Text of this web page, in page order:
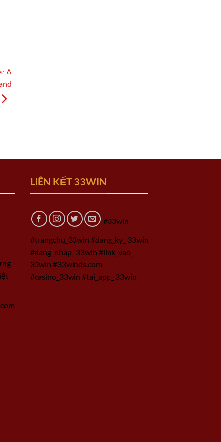
A
LIÊN KẾT 33WIN
#33win
#trangchu_33win #dang_ky_ 33win
#dang_nhap_ 33win #link_vao_
33win #33winds.com
#casino_33win #tai_app_ 33win